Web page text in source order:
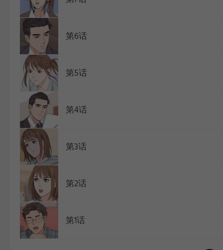
第6话
第5话
第4话
第3话
第2话
第1话